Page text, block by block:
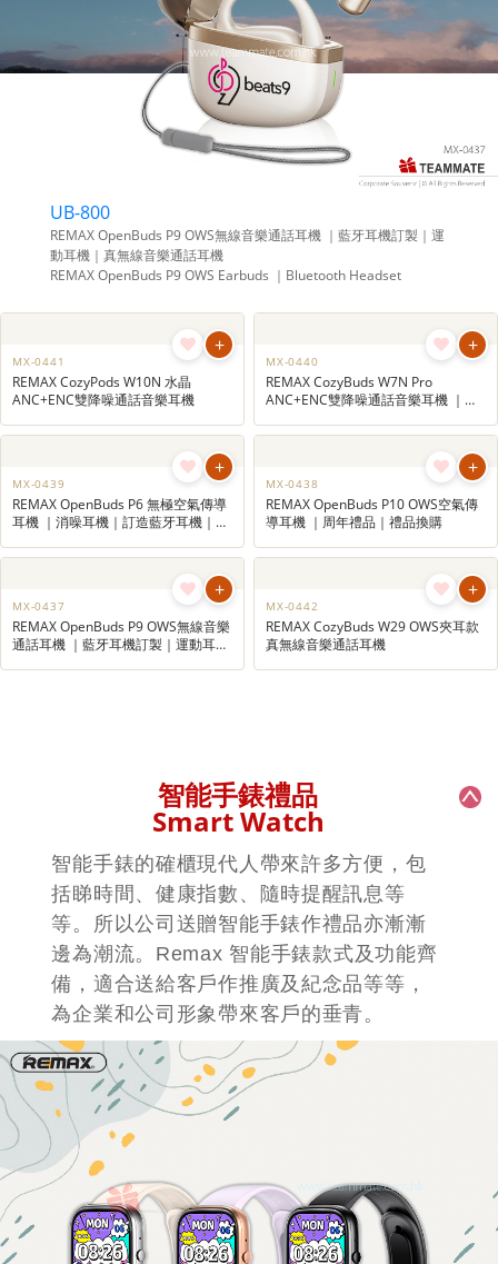
UB-800
REMAX OpenBuds P9 OWS無線音樂通話耳機 ｜藍牙耳機訂製｜運
REMAX OpenBuds P9 OWS Earbuds ｜Bluetooth Headset
+
MX-0441
REMAX CozyPods W10N 水晶
ANC+ENC雙降噪通話音樂耳機
+
MX-0440
REMAX CozyBuds W7N Pro
ANC+ENC雙降噪通話音樂耳機 ｜降
噪耳機｜企業宣傳禮品｜電子禮品訂
造
+
MX-0439
REMAX OpenBuds P6 無極空氣傳導
+
MX-0438
REMAX OpenBuds P10 OWS空氣傳
REMAX OpenBuds P9 OWS無線音樂
通話耳機 ｜藍牙耳機訂製｜運動耳機
REMAX CozyBuds W29 OWS夾耳款
真無線音樂通話耳機
智能手錶禮品
Smart Watch
智能手錶的確櫃現代人帶來許多方便，包
括睇時間、健康指數、隨時提醒訊息等
等。所以公司送贈智能手錶作禮品亦漸漸
邊為潮流。Remax 智能手錶款式及功能齊
備，適合送給客戶作推廣及紀念品等等，
為企業和公司形象帶來客戶的垂青。